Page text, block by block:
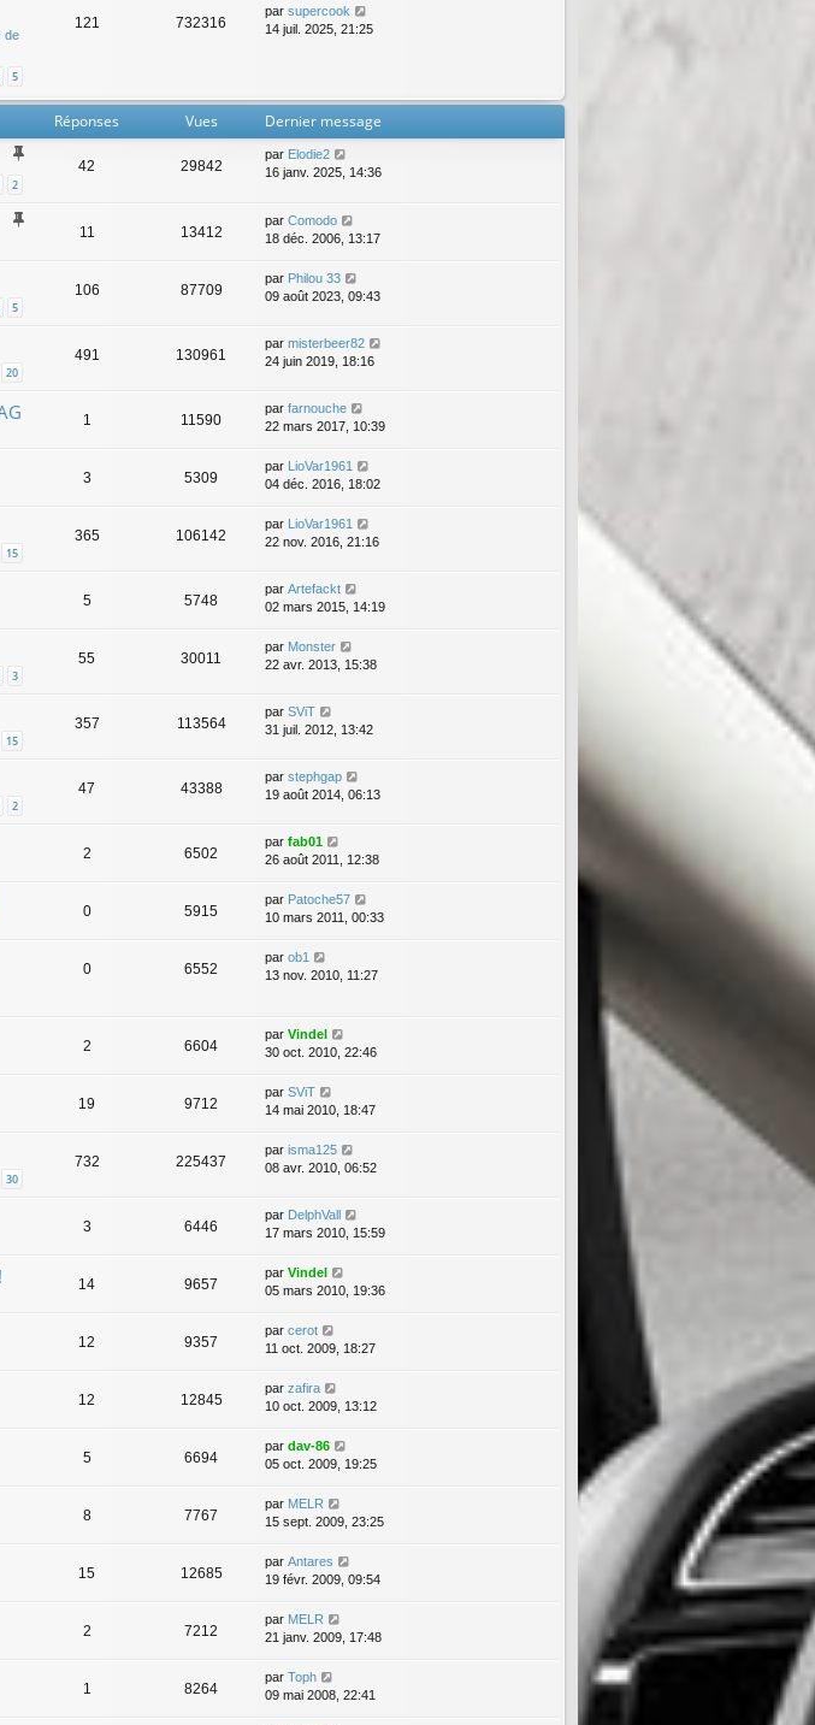
de
5
121 732316
par supercook
14 juil. 2025, 21:25
Réponses Vues Dernier message
2
42 29842
par Elodie2
16 janv. 2025, 14:36
11 13412
par Comodo
18 déc. 2006, 13:17
5
106 87709
par Philou 33
09 août 2023, 09:43
20
491 130961
par misterbeer82
24 juin 2019, 18:16
1 11590
par farnouche
22 mars 2017, 10:39
3 5309
par LioVar1961
04 déc. 2016, 18:02
15
365 106142
par LioVar1961
22 nov. 2016, 21:16
5 5748
par Artefackt
02 mars 2015, 14:19
3
55 30011
par Monster
22 avr. 2013, 15:38
15
357 113564
par SViT
31 juil. 2012, 13:42
2
47 43388
par stephgap
19 août 2014, 06:13
2 6502
par fab01
26 août 2011, 12:38
0 5915
par Patoche57
10 mars 2011, 00:33
0 6552
par ob1
13 nov. 2010, 11:27
2 6604
par Vindel
30 oct. 2010, 22:46
19 9712
par SViT
14 mai 2010, 18:47
30
732 225437
par isma125
08 avr. 2010, 06:52
3 6446
par DelphVall
17 mars 2010, 15:59
14 9657
par Vindel
05 mars 2010, 19:36
12 9357
par cerot
11 oct. 2009, 18:27
12 12845
par zafira
10 oct. 2009, 13:12
5 6694
par dav-86
05 oct. 2009, 19:25
8 7767
par MELR
15 sept. 2009, 23:25
15 12685
par Antares
19 févr. 2009, 09:54
2 7212
par MELR
21 janv. 2009, 17:48
1 8264
par Toph
09 mai 2008, 22:41